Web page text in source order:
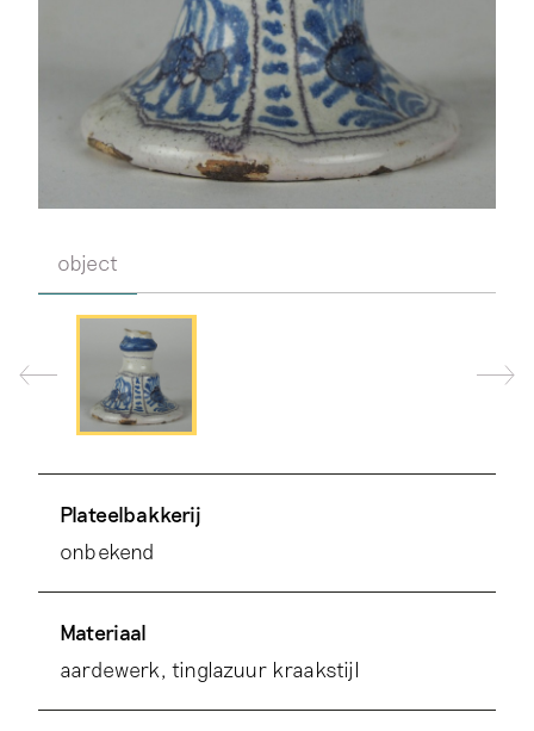
object
Plateelbakkerij
onbekend
Materiaal
aardewerk, tinglazuur kraakstijl